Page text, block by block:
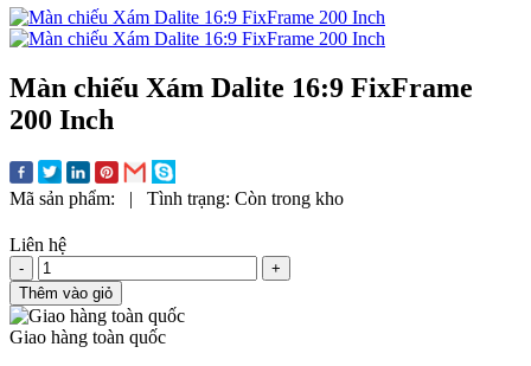
Màn chiếu Xám Dalite 16:9 FixFrame
200 Inch
Mã sản phẩm: | Tình trạng: Còn trong kho
Liên hệ
-
+
Thêm vào giỏ
Giao hàng toàn quốc